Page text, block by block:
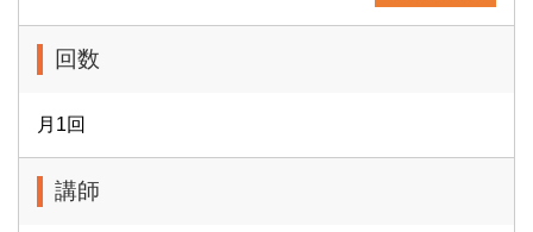
回数
月1回
講師